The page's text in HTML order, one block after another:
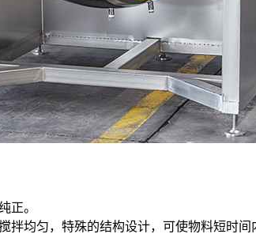
正。
均匀，特殊的结构设计，可使物料短时